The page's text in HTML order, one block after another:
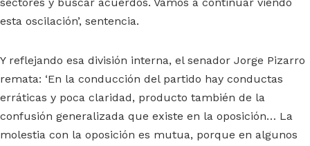
esta oscilación’, sentencia.
Y reflejando esa división interna, el senador Jorge Pizarro
remata: ‘En la conducción del partido hay conductas
erráticas y poca claridad, producto también de la
confusión generalizada que existe en la oposición… La
molestia con la oposición es mutua, porque en algunos